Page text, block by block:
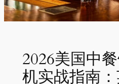
2026美国中
机实战指南